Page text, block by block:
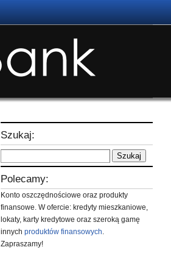
Szukaj:
Polecamy:
Konto oszczędnościowe oraz produkty
finansowe. W ofercie: kredyty mieszkaniowe,
lokaty, karty kredytowe oraz szeroką gamę
innych produktów finansowych.
Zapraszamy!